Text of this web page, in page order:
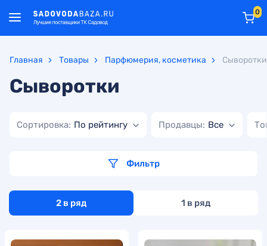
0
Главная Товары Парфюмерия, косметика Сыворотки
Сыворотки
Сортировка: По рейтингу Продавцы: Все
Фильтр
2 в ряд 1 в ряд